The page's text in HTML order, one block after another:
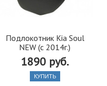
Подлокотник Kia Soul
NEW (c 2014г.)
1890 руб.
КУПИТЬ